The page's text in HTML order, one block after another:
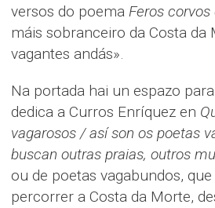
versos do poema Feros corvos
máis sobranceiro da Costa da
vagantes andás».
Na portada hai un espazo
dedica a Curros Enríquez en
vagarosos / así son os poetas
buscan outras praias, outros
ou de poetas vagabundos,
percorrer a Costa da Morte,